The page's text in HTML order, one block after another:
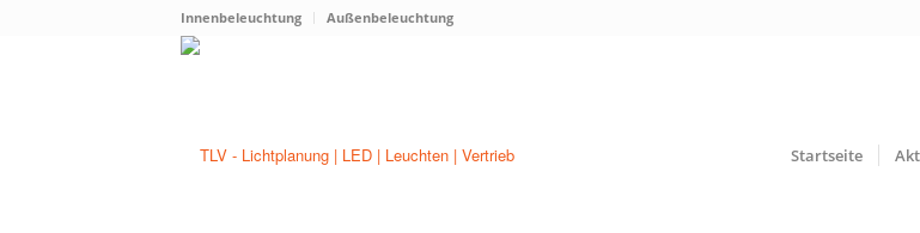
Innenbeleuchtung Außenbeleuchtung
Startseite